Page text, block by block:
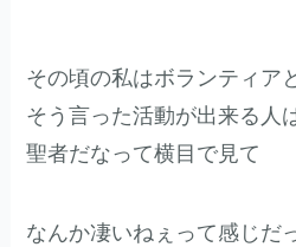
その頃の私はボランティア
そう言った活動が出来る人
聖者だなって横目で見て
なんか凄いねぇって感じだ